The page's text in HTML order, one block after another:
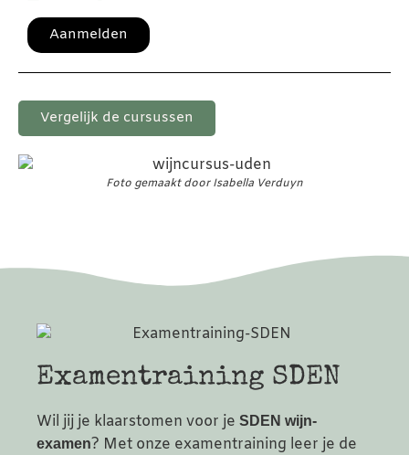
Foto gemaakt door Isabella Verduyn
Aanmelden
Vergelijk de cursussen
Examentraining SDEN
Wil jij je klaarstomen voor je SDEN wijn-
examen? Met onze examentraining leer je de